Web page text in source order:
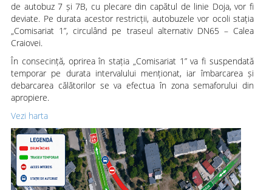
de autobuz 7 și 7B, cu plecare din capătul de linie Doja, vor fi
deviate. Pe durata acestor restricții, autobuzele vor ocoli stația
„Comisariat 1”, circulând pe traseul alternativ DN65 – Calea
Craiovei.
În consecință, oprirea în stația „Comisariat 1” va fi suspendată
temporar pe durata intervalului menționat, iar îmbarcarea și
debarcarea călătorilor se va efectua în zona semaforului din
apropiere.
Vezi harta